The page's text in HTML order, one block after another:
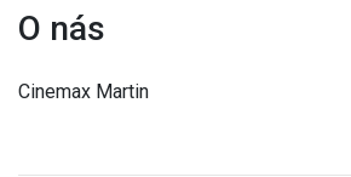
O nás
Cinemax Martin